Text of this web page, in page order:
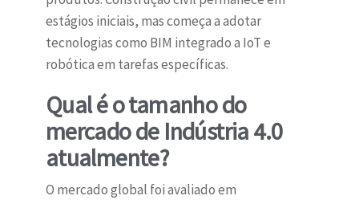
estágios iniciais, mas começa a adotar
tecnologias como BIM integrado a IoT e
robótica em tarefas específicas.
Qual é o tamanho do
mercado de Indústria 4.0
atualmente?
O mercado global foi avaliado em